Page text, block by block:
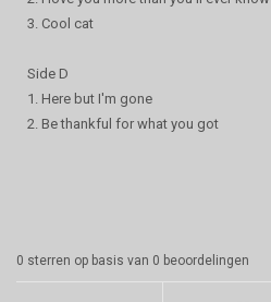
3. Cool cat
Side D
1. Here but I'm gone
2. Be thankful for what you got
0 sterren op basis van 0 beoordelingen